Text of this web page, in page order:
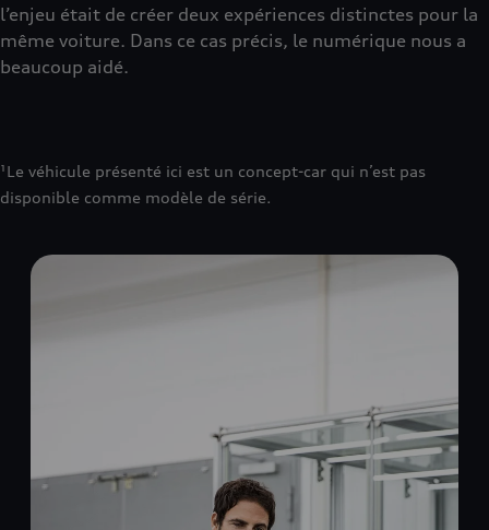
l’enjeu était de créer deux expériences distinctes pour la
même voiture. Dans ce cas précis, le numérique nous a
beaucoup aidé.
¹Le véhicule présenté ici est un concept-car qui n’est pas
disponible comme modèle de série.